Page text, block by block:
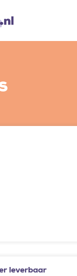
leverbaar